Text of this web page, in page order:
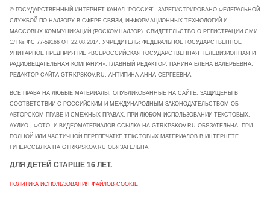
© ГОСУДАРСТВЕННЫЙ ИНТЕРНЕТ-КАНАЛ "РОССИЯ". ЗАРЕГИСТРИРОВАНО ФЕДЕРАЛЬНОЙ
СЛУЖБОЙ ПО НАДЗОРУ В СФЕРЕ СВЯЗИ, ИНФОРМАЦИОННЫХ ТЕХНОЛОГИЙ И
МАССОВЫХ КОММУНИКАЦИЙ (РОСКОМНАДЗОР). СВИДЕТЕЛЬСТВО О РЕГИСТРАЦИИ СМИ
ЭЛ № ФС 77-59166 ОТ 22.08.2014. УЧРЕДИТЕЛЬ: ФЕДЕРАЛЬНОЕ ГОСУДАРСТВЕННОЕ
УНИТАРНОЕ ПРЕДПРИЯТИЕ «ВСЕРОССИЙСКАЯ ГОСУДАРСТВЕННАЯ ТЕЛЕВИЗИОННАЯ И
РАДИОВЕЩАТЕЛЬНАЯ КОМПАНИЯ». ГЛАВНЫЙ РЕДАКТОР: ПАНИНА ЕЛЕНА ВАЛЕРЬЕВНА.
РЕДАКТОР САЙТА GTRKPSKOV.RU: АНТИПИНА АННА СЕРГЕЕВНА.
ВСЕ ПРАВА НА ЛЮБЫЕ МАТЕРИАЛЫ, ОПУБЛИКОВАННЫЕ НА САЙТЕ, ЗАЩИЩЕНЫ В
СООТВЕТСТВИИ С РОССИЙСКИМ И МЕЖДУНАРОДНЫМ ЗАКОНОДАТЕЛЬСТВОМ ОБ
АВТОРСКОМ ПРАВЕ И СМЕЖНЫХ ПРАВАХ. ПРИ ЛЮБОМ ИСПОЛЬЗОВАНИИ ТЕКСТОВЫХ,
АУДИО-, ФОТО- И ВИДЕОМАТЕРИАЛОВ ССЫЛКА НА GTRKPSKOV.RU ОБЯЗАТЕЛЬНА. ПРИ
ПОЛНОЙ ИЛИ ЧАСТИЧНОЙ ПЕРЕПЕЧАТКЕ ТЕКСТОВЫХ МАТЕРИАЛОВ В ИНТЕРНЕТЕ
ГИПЕРССЫЛКА НА GTRKPSKOV.RU ОБЯЗАТЕЛЬНА.
ДЛЯ ДЕТЕЙ СТАРШЕ 16 ЛЕТ.
ПОЛИТИКА ИСПОЛЬЗОВАНИЯ ФАЙЛОВ COOKIE